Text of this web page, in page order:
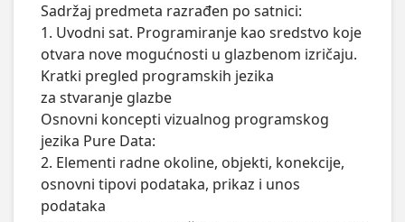
Sadržaj predmeta razrađen po satnici:
1. Uvodni sat. Programiranje kao sredstvo koje
otvara nove mogućnosti u glazbenom izričaju.
Kratki pregled programskih jezika
za stvaranje glazbe
Osnovni koncepti vizualnog programskog
jezika Pure Data:
2. Elementi radne okoline, objekti, konekcije,
osnovni tipovi podataka, prikaz i unos
podataka